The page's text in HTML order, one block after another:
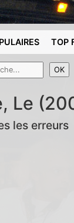
TOP
Le
les erreurs